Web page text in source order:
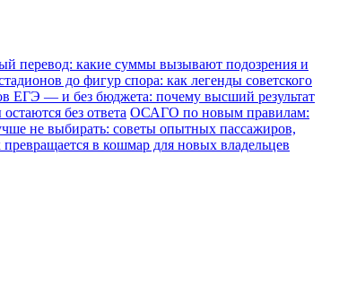
перевод: какие суммы вызывают подозрения и
до фигур спора: как легенды советского
ЕГЭ — и без бюджета: почему высший результат
без ответа ОСАГО по новым правилам:
не выбирать: советы опытных пассажиров,
в кошмар для новых владельцев